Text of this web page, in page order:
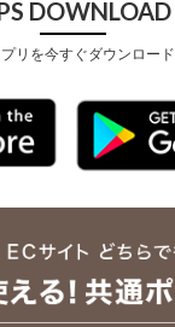
DOWNLOAD
リを今すぐダウンロード